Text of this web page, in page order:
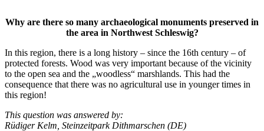
Why are there so many archaeological monuments preserved in
the area in Northwest Schleswig?
In this region, there is a long history – since the 16th century – of
protected forests. Wood was very important because of the vicinity
to the open sea and the „woodless“ marshlands. This had the
consequence that there was no agricultural use in younger times in
this region!
This question was answered by:
Rüdiger Kelm, Steinzeitpark Dithmarschen (DE)